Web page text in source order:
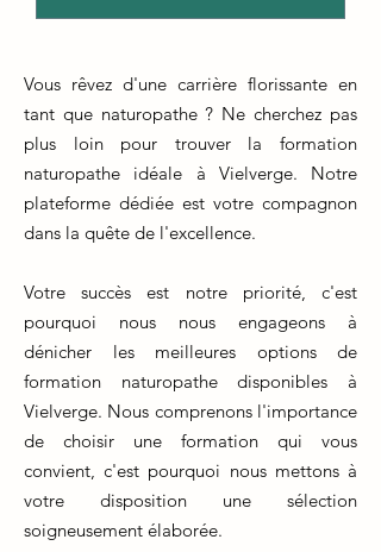
Vous rêvez d'une carrière florissante en
tant que naturopathe ? Ne cherchez pas
plus loin pour trouver la formation
naturopathe idéale à Vielverge. Notre
plateforme dédiée est votre compagnon
dans la quête de l'excellence.
Votre succès est notre priorité, c'est
pourquoi nous nous engageons à
dénicher les meilleures options de
formation naturopathe disponibles à
Vielverge. Nous comprenons l'importance
de choisir une formation qui vous
convient, c'est pourquoi nous mettons à
votre disposition une sélection
soigneusement élaborée.